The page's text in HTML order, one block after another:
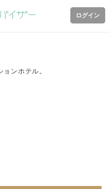
ログイン
ンホテル。